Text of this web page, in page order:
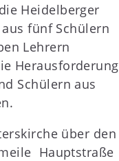
Heidelberger
fünf Schülern
Lehrern
Herausforderung
Schülern aus
über den
Hauptstraße